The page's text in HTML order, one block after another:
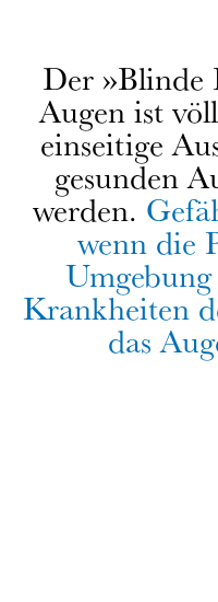
Der »Blinde
Augen ist
einseitige
gesunden
werden.
wenn die
Krankheiten
das